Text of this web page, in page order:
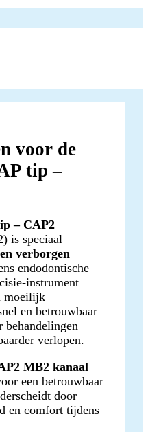
voor de
tip –
– CAP2
is speciaal
verborgen
endodontische
instrument
moeilijk
en betrouwbaar
behandelingen
verlopen.
MB2 kanaal
een betrouwbaar
door
en comfort tijdens